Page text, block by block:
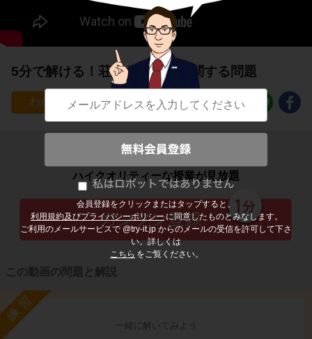
会員登録をクリックまたはタップすると、
利用規約及びプライバシーポリシー に同意したものとみなします。
ご利用のメールサービスで @try-it.jp からのメールの受信を許可して下さ
い。詳しくは
こちら をご覧ください。
5分で解ける！荘園公領制１に関する問題
65
子どもの勉強から大人の学び直しまで
ハイクオリティーな授業が見放題
この動画の問題と解説
練習
一緒に解いてみよう